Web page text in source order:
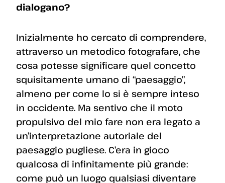
dialogano?
Inizialmente ho cercato di comprendere,
attraverso un metodico fotografare, che
cosa potesse significare quel concetto
squisitamente umano di “paesaggio”,
almeno per come lo si è sempre inteso
in occidente. Ma sentivo che il moto
propulsivo del mio fare non era legato a
un’interpretazione autoriale del
paesaggio pugliese. C’era in gioco
qualcosa di infinitamente più grande:
come può un luogo qualsiasi diventare